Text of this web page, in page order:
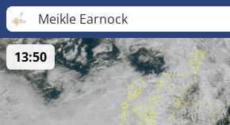
Meikle Earnock
13:50